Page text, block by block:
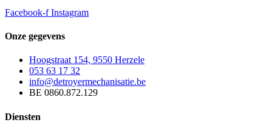
Facebook-f Instagram
Onze gegevens
Hoogstraat 154, 9550 Herzele
053 63 17 32
info@detroyermechanisatie.be
BE 0860.872.129
Diensten